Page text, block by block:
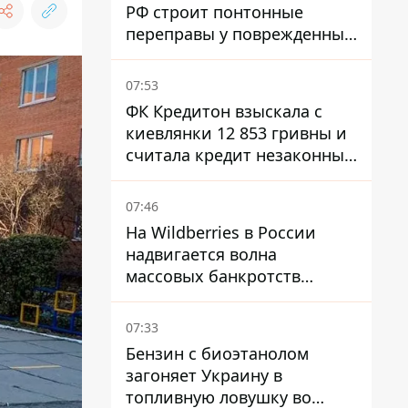
РФ строит понтонные
переправы у поврежденных
мостов на ТОТ
07:53
ФК Кредитон взыскала с
киевлянки 12 853 гривны и
считала кредит незаконным
- что решил суд
07:46
На Wildberries в России
надвигается волна
массовых банкротств
продавцов - Reuters
07:33
Бензин с биоэтанолом
загоняет Украину в
топливную ловушку во